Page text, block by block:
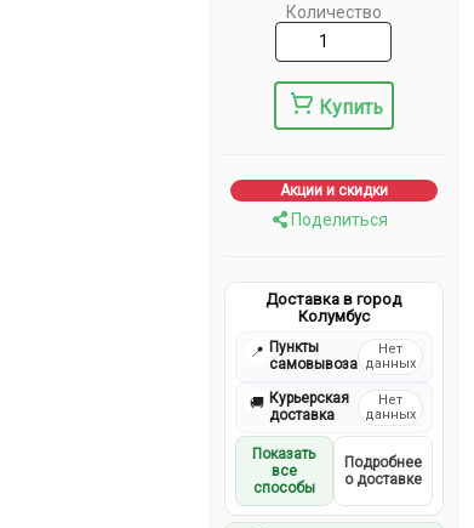
Количество
Купить
Акции и скидки
Поделиться
Доставка в город
Колумбус
📍 Пункты
самовывоза
Нет
данных
🚚 Курьерская
доставка
Нет
данных
Показать
все
способы
Подробнее
о доставке